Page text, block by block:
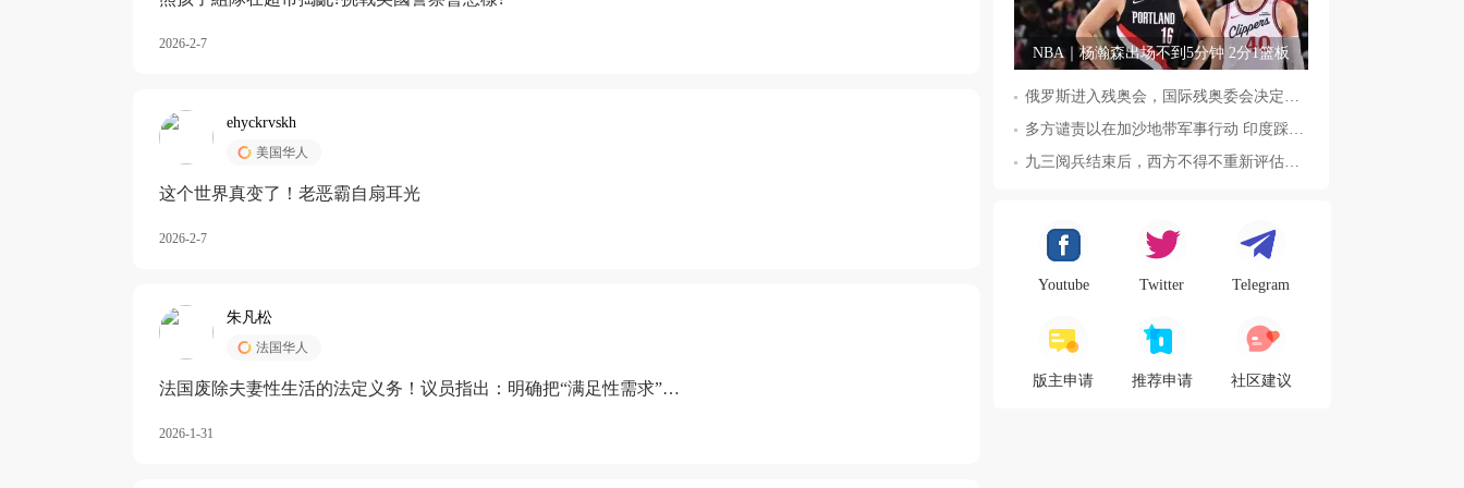
2026-2-7
ehyckrvskh
美国华人
这个世界真变了！老恶霸自扇耳光
2026-2-7
朱凡松
法国华人
法国废除夫妻性生活的法定义务！议员指出：明确把“满足性需求”排
2026-1-31
NBA｜杨瀚森出场不到5分钟 2分1篮板
Youtube Twitter Telegram
版主申请 推荐申请 社区建议